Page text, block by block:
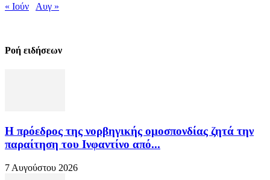
« Ιούν
Αυγ »
Ροή ειδήσεων
Η πρόεδρος της νορβηγικής ομοσπονδίας ζητά την
παραίτηση του Ινφαντίνο από...
7 Αυγούστου 2026